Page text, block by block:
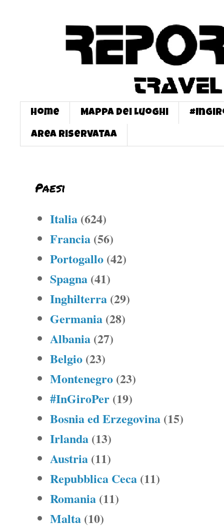
Home Mappa dei Luoghi
Area Riservataa
Paesi
Italia (624)
Francia (56)
Portogallo (42)
Spagna (41)
Inghilterra (29)
Germania (28)
Albania (27)
Belgio (23)
Montenegro (23)
#InGiroPer (19)
Bosnia ed Erzegovina (15)
Irlanda (13)
Austria (11)
Repubblica Ceca (11)
Romania (11)
Malta (10)